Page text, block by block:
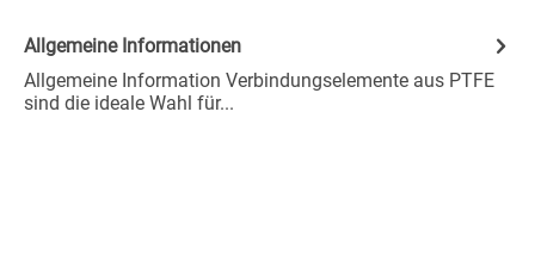
Allgemeine Informationen
Allgemeine Information Verbindungselemente aus PTFE
sind die ideale Wahl für...